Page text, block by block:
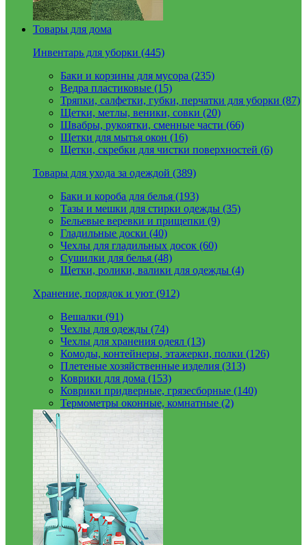
Товары для дома
Инвентарь для уборки (445)
Баки и корзины для мусора (235)
Ведра пластиковые (15)
Тряпки, салфетки, губки, перчатки для уборки (87)
Щетки, метлы, веники, совки (20)
Швабры, рукоятки, сменные части (66)
Щетки для мытья окон (16)
Щетки, скребки для чистки поверхностей (6)
Товары для ухода за одеждой (389)
Баки и короба для белья (193)
Тазы и мешки для стирки одежды (35)
Бельевые веревки и прищепки (9)
Гладильные доски (40)
Чехлы для гладильных досок (60)
Сушилки для белья (48)
Щетки, ролики, валики для одежды (4)
Хранение, порядок и уют (912)
Вешалки (91)
Чехлы для одежды (74)
Чехлы для хранения одеял (13)
Комоды, контейнеры, этажерки, полки (126)
Плетеные хозяйственные изделия (313)
Коврики для дома (153)
Коврики придверные, грязесборные (140)
Термометры оконные, комнатные (2)